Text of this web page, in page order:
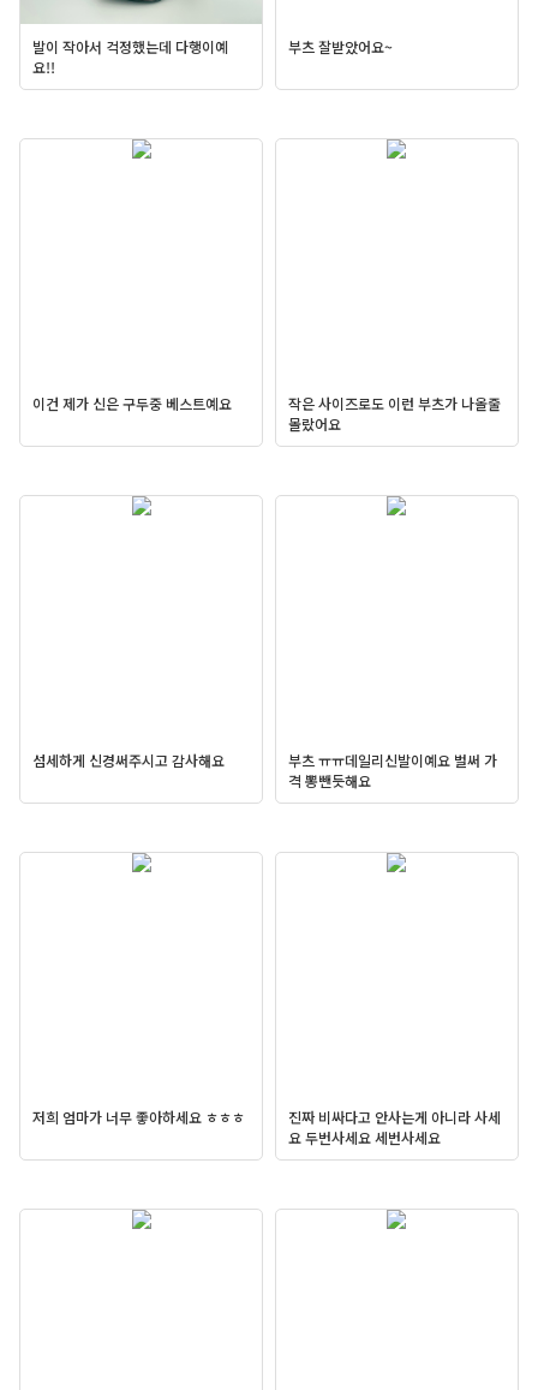
발이 작아서 걱정했는데 다행이예
요!!
부츠 잘받았어요~
이건 제가 신은 구두중 베스트예요
작은 사이즈로도 이런 부츠가 나올줄
몰랐어요
섬세하게 신경써주시고 감사해요
부츠 ㅠㅠ데일리신발이예요 벌써 가
격 뽕뺀듯해요
저희 엄마가 너무 좋아하세요 ㅎㅎㅎ
진짜 비싸다고 안사는게 아니라 사세
요 두번사세요 세번사세요